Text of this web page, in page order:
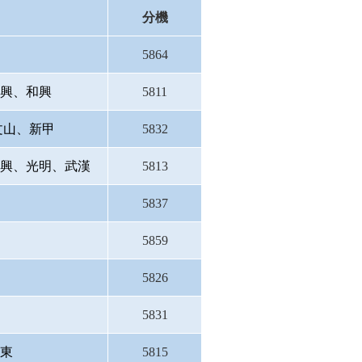
分機
5864
、和興 5811
、新甲 5832
、光明、武漢 5813
5837
5859
5826
5831
5815